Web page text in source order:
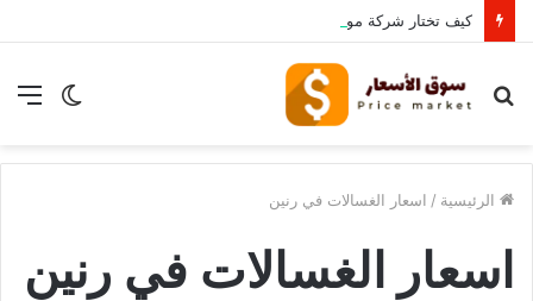
كيف تختار شركة موثوقة لشراء الأثاث المستعمل بالرياض؟
الوضع
بحث
الرئيسية / اسعار الغسالات في رنين
اسعار الغسالات في رنين